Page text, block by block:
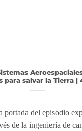
para salvar la Tierra |